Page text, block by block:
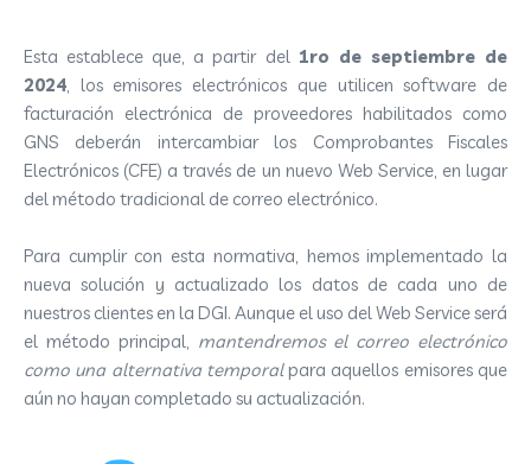
Esta establece que, a partir del 1ro de septiembre de
2024, los emisores electrónicos que utilicen software de
facturación electrónica de proveedores habilitados como
GNS deberán intercambiar los Comprobantes Fiscales
Electrónicos (CFE) a través de un nuevo Web Service, en lugar
del método tradicional de correo electrónico.
Para cumplir con esta normativa, hemos implementado la
nueva solución y actualizado los datos de cada uno de
nuestros clientes en la DGI. Aunque el uso del Web Service será
el método principal, mantendremos el correo electrónico
como una alternativa temporalpara aquellos emisores que
aún no hayan completado su actualización.